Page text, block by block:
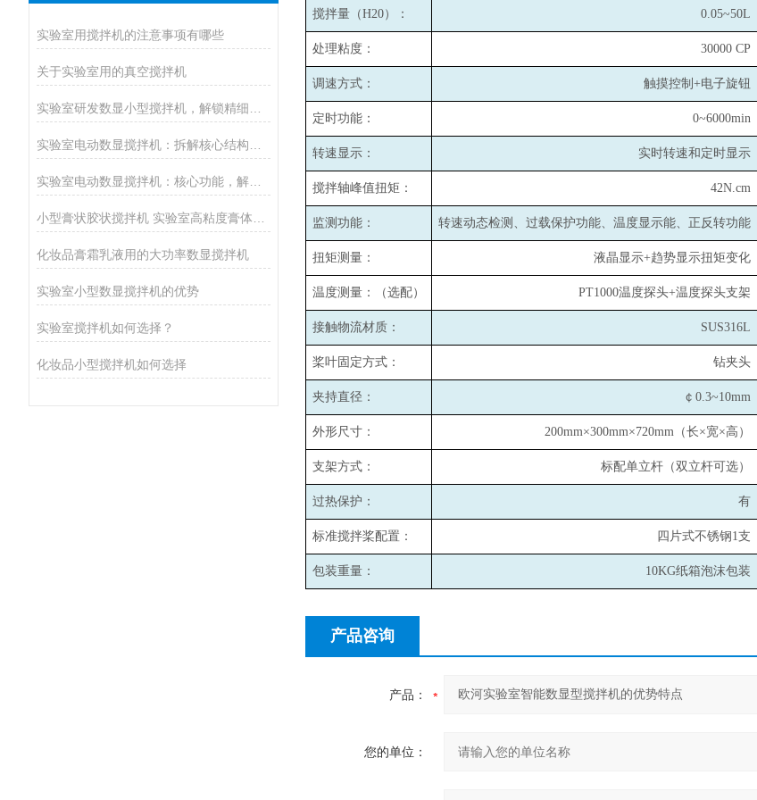
实验室用搅拌机的注意事项有哪些
关于实验室用的真空搅拌机
化妆品膏霜乳液用的大功率数显搅拌机
实验室小型数显搅拌机的优势
实验室搅拌机如何选择？
化妆品小型搅拌机如何选择
搅拌量（H20）： 0.05~50L
处理粘度： 30000 CP
调速方式： 触摸控制+电子旋钮
定时功能： 0~6000min
转速显示： 实时转速和定时显示
搅拌轴峰值扭矩： 42N.cm
监测功能： 转速动态检测、过载保护功能、温度显示能、正反转功能
扭矩测量： 液晶显示+趋势显示扭矩变化
温度测量：（选配） PT1000温度探头+温度探头支架
接触物流材质： SUS316L
桨叶固定方式： 钻夹头
夹持直径： ￠0.3~10mm
外形尺寸： 200mm×300mm×720mm （长×宽×高）
支架方式： 标配单立杆（双立杆可选）
过热保护： 有
标准搅拌桨配置： 四片式不锈钢1支
包装重量： 10KG纸箱泡沫包装
产品咨询
产品：
您的单位：